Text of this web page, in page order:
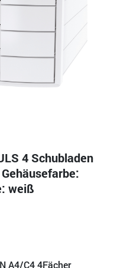
4 Schubladen
weiß
A4/C4 4Fächer